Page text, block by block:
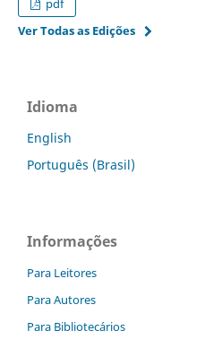
pdf
Ver Todas as Edições
Idioma
English
Português (Brasil)
Informações
Para Leitores
Para Autores
Para Bibliotecários